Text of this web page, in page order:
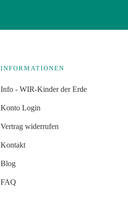
INFORMATIONEN
Info - WIR-Kinder der Erde
Konto Login
Vertrag widerrufen
Kontakt
Blog
FAQ